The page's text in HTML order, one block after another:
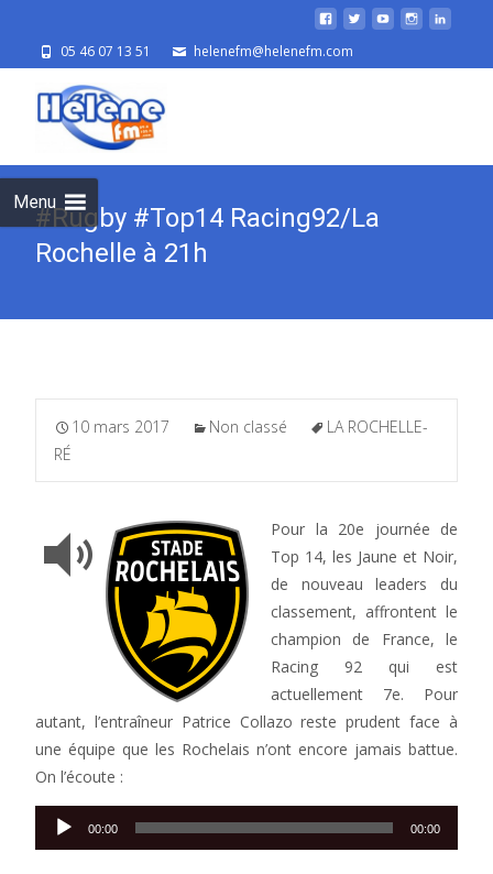
05 46 07 13 51 helenefm@helenefm.com
Menu
#Rugby #Top14 Racing92/La
Rochelle à 21h
10 mars 2017 Non classé
LA ROCHELLE-
RÉ
Pour la 20e journée de
Top 14, les Jaune et Noir,
de nouveau leaders du
classement, affrontent le
champion de France, le
Racing 92 qui est
actuellement 7e. Pour
autant, l’entraîneur Patrice Collazo reste prudent face à
une équipe que les Rochelais n’ont encore jamais battue.
On l’écoute :
Lecteur
audio
00:00 00:00